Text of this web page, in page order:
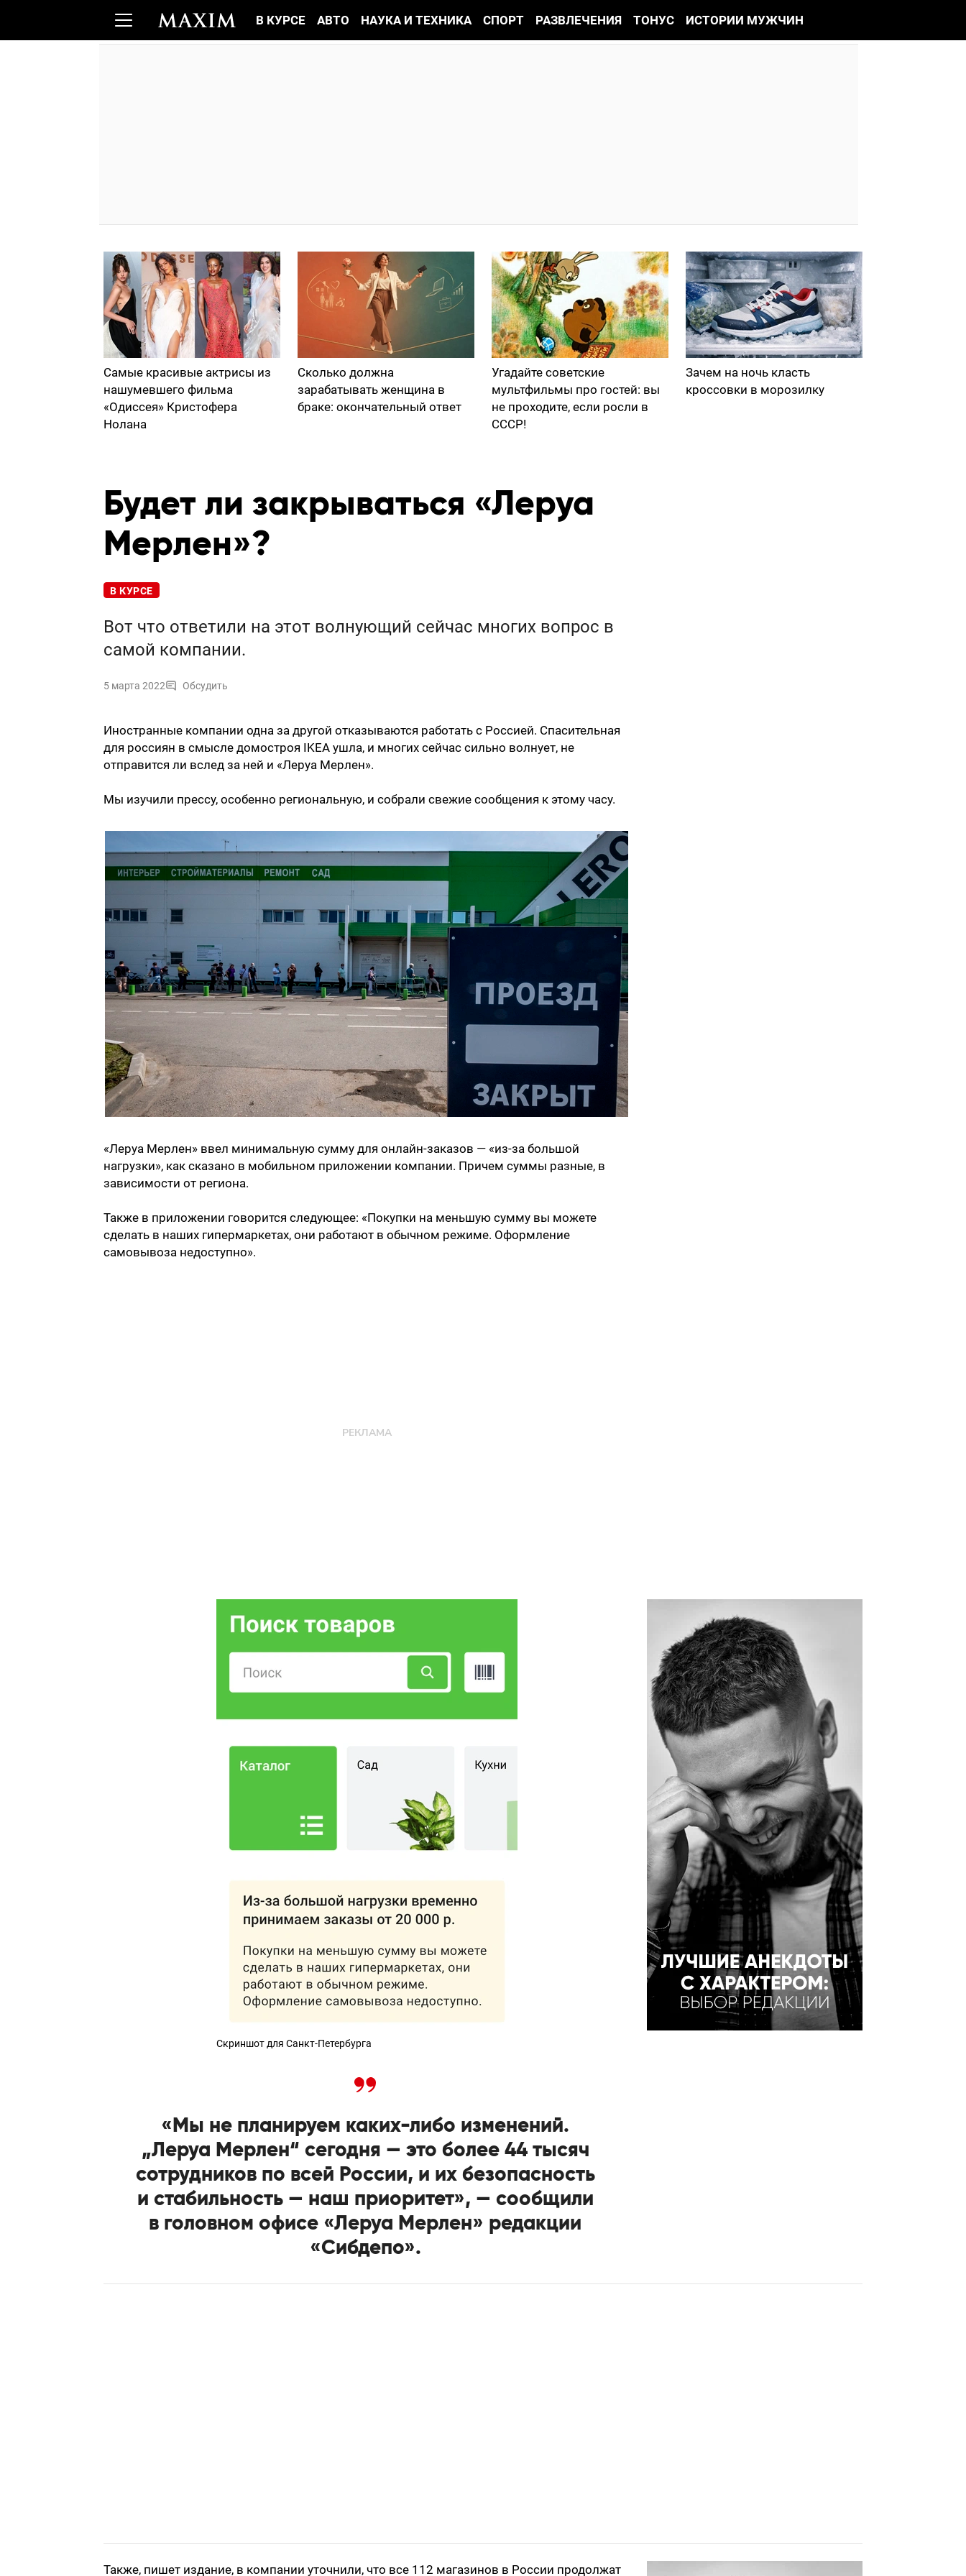
В КУРСЕ АВТО НАУКА И ТЕХНИКА СПОРТ РАЗВЛЕЧЕНИЯ ТОНУС ИСТОРИИ МУЖЧИН
Самые красивые актрисы из
нашумевшего фильма
«Одиссея» Кристофера
Нолана
Сколько должна
зарабатывать женщина в
браке: окончательный ответ
Угадайте советские
мультфильмы про гостей: вы
не проходите, если росли в
СССР!
Зачем на ночь класть
кроссовки в морозилку
Будет ли закрываться «Леруа
Мерлен»?
В КУРСЕ
Вот что ответили на этот волнующий сейчас многих вопрос в
самой компании.
5 марта 2022 Обсудить
Иностранные компании одна за другой отказываются работать с Россией. Спасительная
для россиян в смысле домостроя IKEA ушла, и многих сейчас сильно волнует, не
отправится ли вслед за ней и «Леруа Мерлен».
Мы изучили прессу, особенно региональную, и собрали свежие сообщения к этому часу.
«Леруа Мерлен» ввел минимальную сумму для онлайн-заказов — «из-за большой
нагрузки», как сказано в мобильном приложении компании. Причем суммы разные, в
зависимости от региона.
Также в приложении говорится следующее: «Покупки на меньшую сумму вы можете
сделать в наших гипермаркетах, они работают в обычном режиме. Оформление
самовывоза недоступно».
Скриншот для Санкт-Петербурга
«Мы не планируем каких-либо изменений.
„Леруа Мерлен“ сегодня — это более 44 тысяч
сотрудников по всей России, и их безопасность
и стабильность — наш приоритет», — сообщили
в головном офисе «Леруа Мерлен» редакции
«Сибдепо».
Также, пишет издание, в компании уточнили, что все 112 магазинов в России продолжат